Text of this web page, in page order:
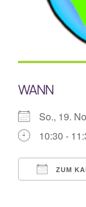
WANN
So., 19.
10:30 -
ZUM